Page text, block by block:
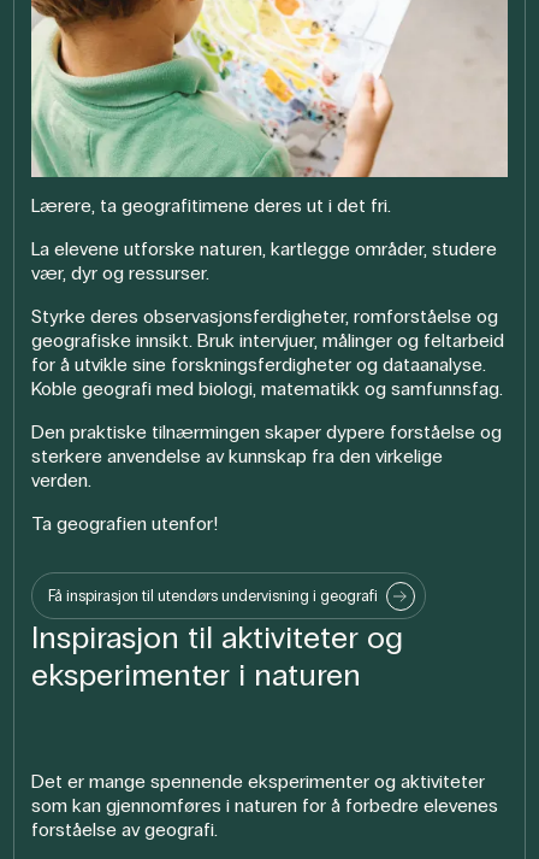
Lærere, ta geografitimene deres ut i det fri.
La elevene utforske naturen, kartlegge områder, studere
vær, dyr og ressurser.
Styrke deres observasjonsferdigheter, romforståelse og
geografiske innsikt. Bruk intervjuer, målinger og feltarbeid
for å utvikle sine forskningsferdigheter og dataanalyse.
Koble geografi med biologi, matematikk og samfunnsfag.
Den praktiske tilnærmingen skaper dypere forståelse og
sterkere anvendelse av kunnskap fra den virkelige
verden.
Ta geografien utenfor!
Få inspirasjon til utendørs undervisning i geografi
Inspirasjon til aktiviteter og
eksperimenter i naturen
Det er mange spennende eksperimenter og aktiviteter
som kan gjennomføres i naturen for å forbedre elevenes
forståelse av geografi.